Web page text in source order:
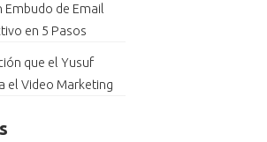
Embudo de Email
en 5 Pasos
que el Yusuf
el Video Marketing